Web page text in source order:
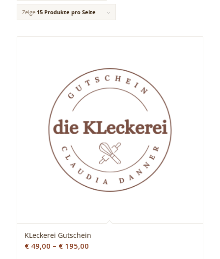
Zeige 15 Produkte pro Seite
KLeckerei Gutschein
€49,00 – €195,00